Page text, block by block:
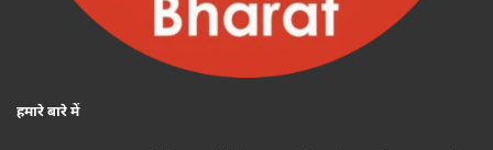
हमारे बारे में